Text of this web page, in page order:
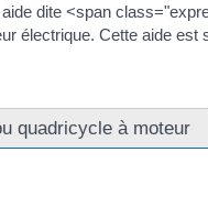
dite <span
électrique. Cette aide est
quadricycle à moteur